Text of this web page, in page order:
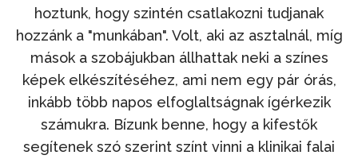
hoztunk, hogy szintén csatlakozni tudjanak
hozzánk a "munkában". Volt, aki az asztalnál, míg
mások a szobájukban állhattak neki a színes
képek elkészítéséhez, ami nem egy pár órás,
inkább több napos elfoglaltságnak ígérkezik
számukra. Bízunk benne, hogy a kifestők
segítenek szó szerint színt vinni a klinikai falai